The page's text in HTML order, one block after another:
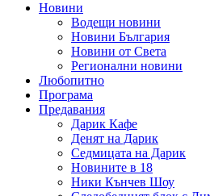
Новини
Водещи новини
Новини България
Новини от Света
Регионални новини
Любопитно
Програма
Предавания
Дарик Кафе
Денят на Дарик
Седмицата на Дарик
Новините в 18
Ники Кънчев Шоу